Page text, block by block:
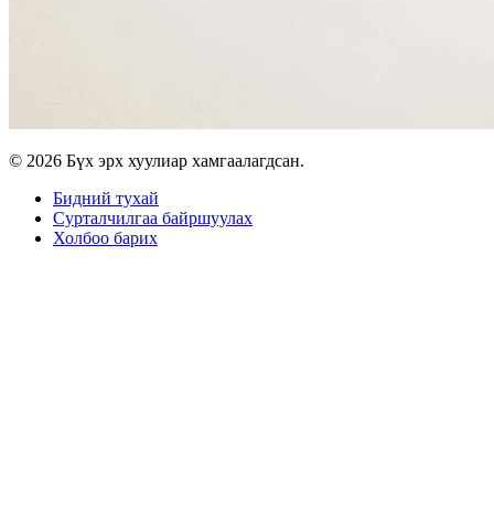
© 2026 Бүх эрх хуулиар хамгаалагдсан.
Бидний тухай
Сурталчилгаа байршуулах
Холбоо барих